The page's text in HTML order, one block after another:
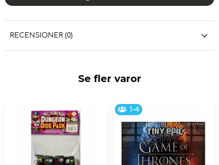
RECENSIONER (0)
Se fler varor
1-4